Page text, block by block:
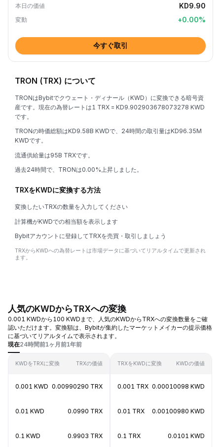
本日の価値 KD9.90
変動 +0.00%
今すぐ取引
TRON (TRX) について
TRONはBybitでクウェート・ディナール（KWD）に変換できる暗号資
産です。現在の為替レートは1 TRX = KD9.902903678073278 KWD
です。
TRONの時価総額はKD9.58B KWDで、24時間の取引量はKD96.35M
KWDです。
流通供給量は95B TRXです。
過去24時間で、TRONは0.00%上昇しました。
TRXをKWDに変換する方法
変換したいTRXの数量を入力してください
計算機がKWDでの相当額を表示します
Bybitアカウントに登録してTRXを売買・取引しましょう
TRXからKWDへの為替レートは市場データに基づいてリアルタイムで更新され
ます。
人気のKWDからTRXへの変換
0.001 KWDから100 KWDまで、人気のKWDからTRXへの変換数量をご確
認いただけます。変換額は、Bybitが集約したマーケットメイカーの提示価格
に基づいてリアルタイムで表示されます。
現在24時間前1ヶ月前1年前
KWDをTRXに変換 TRXの価値
0.001 KWD 0.00990290 TRX
0.01 KWD 0.0990 TRX
0.1 KWD 0.9903 TRX
TRXをKWDに変換 KWDの価値
0.001 TRX 0.00010098 KWD
0.01 TRX 0.00100980 KWD
0.1 TRX 0.0101 KWD